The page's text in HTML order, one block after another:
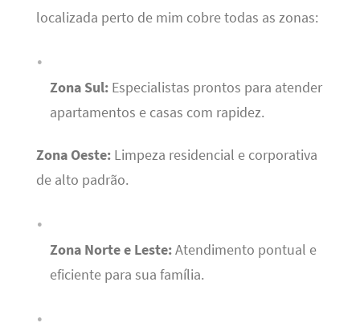
localizada perto de mim cobre todas as zonas:
Zona Sul:Especialistas prontos para atender
apartamentos e casas com rapidez.
Zona Oeste:Limpeza residencial e corporativa
de alto padrão.
Zona Norte e Leste:Atendimento pontual e
eficiente para sua família.